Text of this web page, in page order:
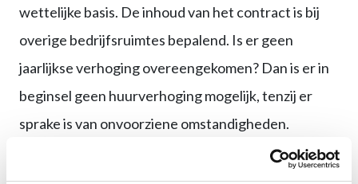
wettelijke basis. De inhoud van het contract is bij
overige bedrijfsruimtes bepalend. Is er geen
jaarlijkse verhoging overeengekomen? Dan is er in
beginsel geen huurverhoging mogelijk, tenzij er
sprake is van onvoorziene omstandigheden.
Lagere huurprijs winkelruimte bij